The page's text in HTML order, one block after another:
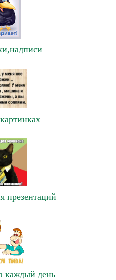
презентаций
каждый день